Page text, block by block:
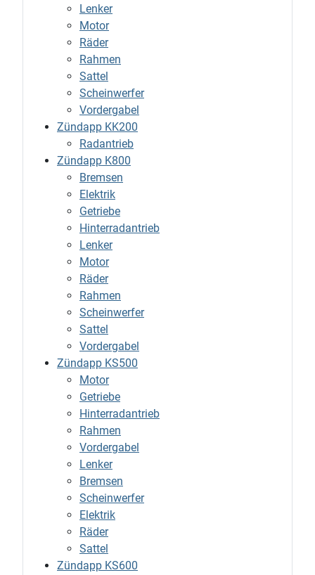
Lenker
Motor
Räder
Rahmen
Sattel
Scheinwerfer
Vordergabel
Zündapp KK200
Radantrieb
Zündapp K800
Bremsen
Elektrik
Getriebe
Hinterradantrieb
Lenker
Motor
Räder
Rahmen
Scheinwerfer
Sattel
Vordergabel
Zündapp KS500
Motor
Getriebe
Hinterradantrieb
Rahmen
Vordergabel
Lenker
Bremsen
Scheinwerfer
Elektrik
Räder
Sattel
Zündapp KS600